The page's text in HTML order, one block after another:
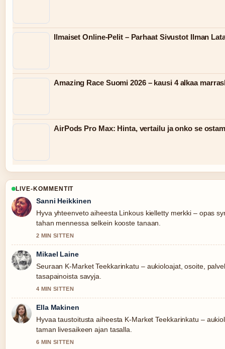
Ilmaiset Online-Pelit – Parhaat Sivustot Ilman
Amazing Race Suomi 2026 – kausi 4 alkaa
AirPods Pro Max: Hinta, vertailu ja onko se
LIVE-KOMMENTIT
Sanni Heikkinen
Hyva yhteenveto aiheesta Linkous kielletty merkki – opas
tahan mennessa selkein kooste tanaan.
2 MIN SITTEN
Mikael Laine
Seuraan K-Market Teekkarinkatu – aukioloajat, osoite,
tasapainoista savyja.
4 MIN SITTEN
Ella Makinen
Hyvaa taustoitusta aiheesta K-Market Teekkarinkatu –
taman livesaikeen ajan tasalla.
6 MIN SITTEN